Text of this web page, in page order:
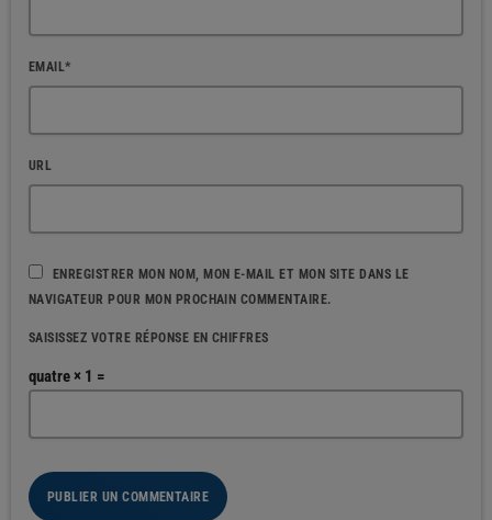
EMAIL*
URL
ENREGISTRER MON NOM, MON E-MAIL ET MON SITE DANS LE
NAVIGATEUR POUR MON PROCHAIN COMMENTAIRE.
SAISISSEZ VOTRE RÉPONSE EN CHIFFRES
quatre × 1 =